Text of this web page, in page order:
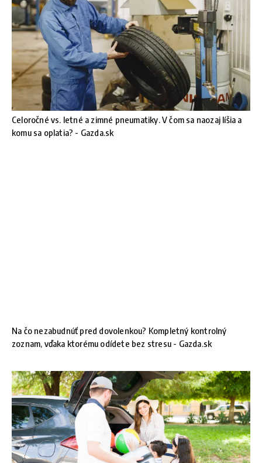
Celoročné vs. letné a zimné pneumatiky. V čom sa naozaj líšia a
komu sa oplatia? - Gazda.sk
Na čo nezabudnúť pred dovolenkou? Kompletný kontrolný
zoznam, vďaka ktorému odídete bez stresu - Gazda.sk